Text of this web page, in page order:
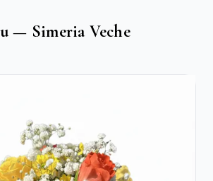
— Simeria Veche